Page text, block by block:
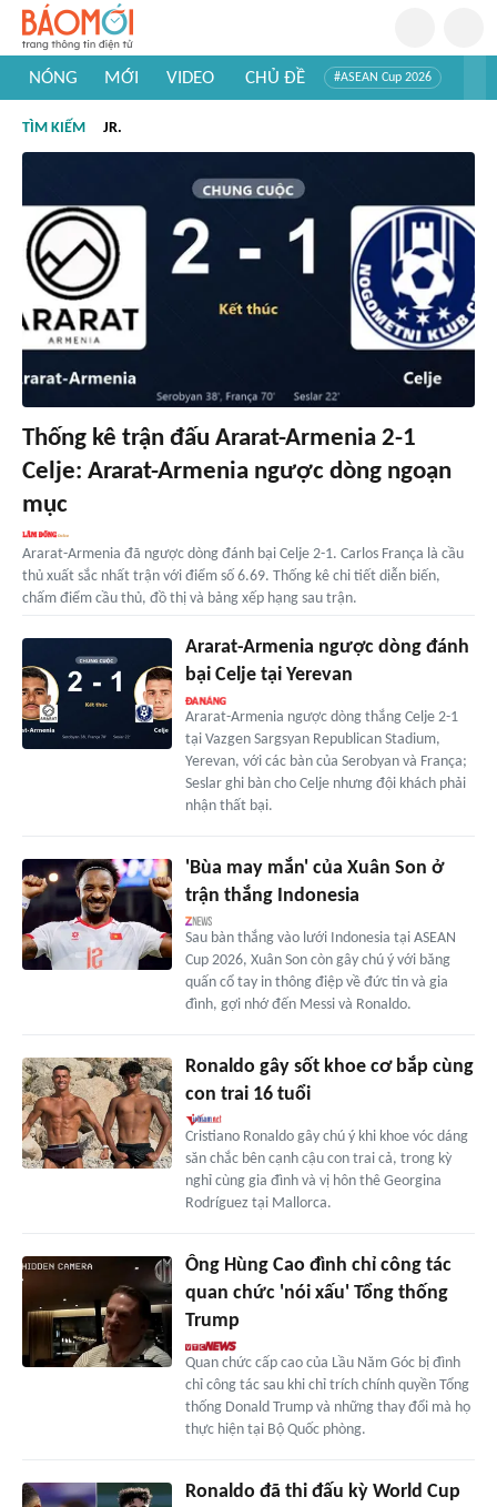
NÓNG MỚI VIDEO CHỦ ĐỀ #ASEAN Cup 2026
#Khám phá thế giới
TÌM KIẾM JR.
Thống kê trận đấu Ararat-Armenia 2-1
Celje: Ararat-Armenia ngược dòng ngoạn
mục
Ararat-Armenia đã ngược dòng đánh bại Celje 2-1. Carlos França là cầu
thủ xuất sắc nhất trận với điểm số 6.69. Thống kê chi tiết diễn biến,
chấm điểm cầu thủ, đồ thị và bảng xếp hạng sau trận.
Ararat-Armenia ngược dòng đánh
bại Celje tại Yerevan
Ararat-Armenia ngược dòng thắng Celje 2-1
tại Vazgen Sargsyan Republican Stadium,
Yerevan, với các bàn của Serobyan và França;
Seslar ghi bàn cho Celje nhưng đội khách phải
nhận thất bại.
'Bùa may mắn' của Xuân Son ở
trận thắng Indonesia
Sau bàn thắng vào lưới Indonesia tại ASEAN
Cup 2026, Xuân Son còn gây chú ý với băng
quấn cổ tay in thông điệp về đức tin và gia
đình, gợi nhớ đến Messi và Ronaldo.
Ronaldo gây sốt khoe cơ bắp cùng
con trai 16 tuổi
Cristiano Ronaldo gây chú ý khi khoe vóc dáng
săn chắc bên cạnh cậu con trai cả, trong kỳ
nghỉ cùng gia đình và vị hôn thê Georgina
Rodríguez tại Mallorca.
Ông Hùng Cao đình chỉ công tác
quan chức 'nói xấu' Tổng thống
Trump
Quan chức cấp cao của Lầu Năm Góc bị đình
chỉ công tác sau khi chỉ trích chính quyền Tổng
thống Donald Trump và những thay đổi mà họ
thực hiện tại Bộ Quốc phòng.
Ronaldo đã thi đấu kỳ World Cup